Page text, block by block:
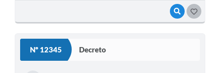
VISUALIZAR
Nº 12345 Decreto